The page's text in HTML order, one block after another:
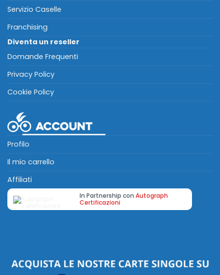
Servizio Caselle
Franchising
Diventa un reseller
Domande Frequenti
Privacy Policy
Cookie Policy
Profilo
Il mio carrello
Affiliati
In Partnership con Autograph
Certificazioni